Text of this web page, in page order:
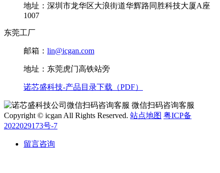
地址：深圳市龙华区大浪街道华辉路同胜科技大厦A座
1007
东莞工厂
邮箱： lin@icgan.com
地址：东莞虎门高铁站旁
诺芯盛科技-产品目录下载（PDF）
微信扫码咨询客服
Copyright © icgan All Rights Reserved. 站点地图 粤ICP备
2022029173号-7
留言咨询